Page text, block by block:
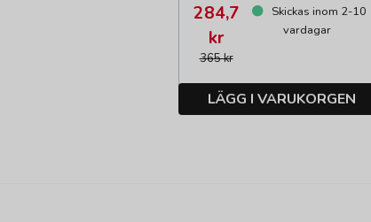
365 kr
284,7
kr
Skickas inom 2-10
vardagar
LÄGG I VARUKORGEN